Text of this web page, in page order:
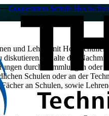
Cooperation Schule
und Lehrer mit
Inhalte des
durch Sammlungen
Schulen oder an der
an Schulen, sowie